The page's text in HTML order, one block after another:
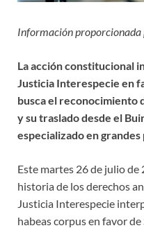
Información proporcionada
La acción constitucional
Justicia Interespecie en
busca el reconocimiento
y su traslado desde el
especializado en grandes
Este martes 26 de julio
historia de los derechos
Justicia Interespecie
habeas corpus en favor